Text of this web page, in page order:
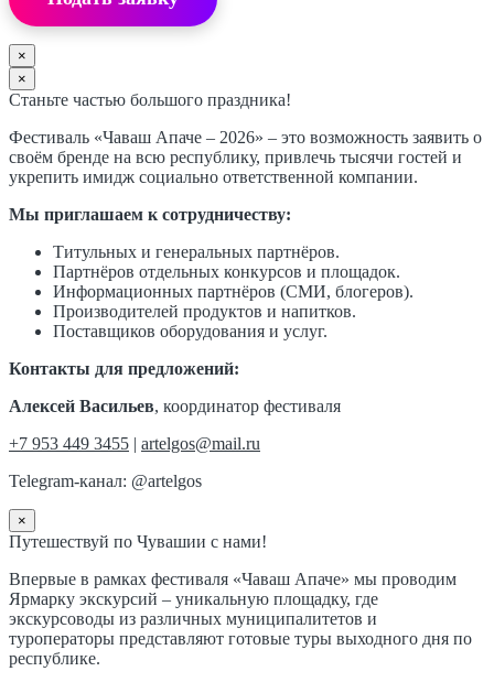
×
×
Станьте частью большого праздника!
Фестиваль «Чаваш Апаче – 2026» – это возможность заявить о
своём бренде на всю республику, привлечь тысячи гостей и
укрепить имидж социально ответственной компании.
Мы приглашаем к сотрудничеству:
Титульных и генеральных партнёров.
Партнёров отдельных конкурсов и площадок.
Информационных партнёров (СМИ, блогеров).
Производителей продуктов и напитков.
Поставщиков оборудования и услуг.
Контакты для предложений:
Алексей Васильев, координатор фестиваля
+7 953 449 3455 | artelgos@mail.ru
Telegram-канал: @artelgos
×
Путешествуй по Чувашии с нами!
Впервые в рамках фестиваля «Чаваш Апаче» мы проводим
Ярмарку экскурсий – уникальную площадку, где
экскурсоводы из различных муниципалитетов и
туроператоры представляют готовые туры выходного дня по
республике.